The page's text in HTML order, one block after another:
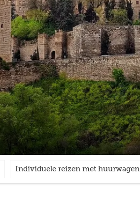
Individuele reizen met huurwagen